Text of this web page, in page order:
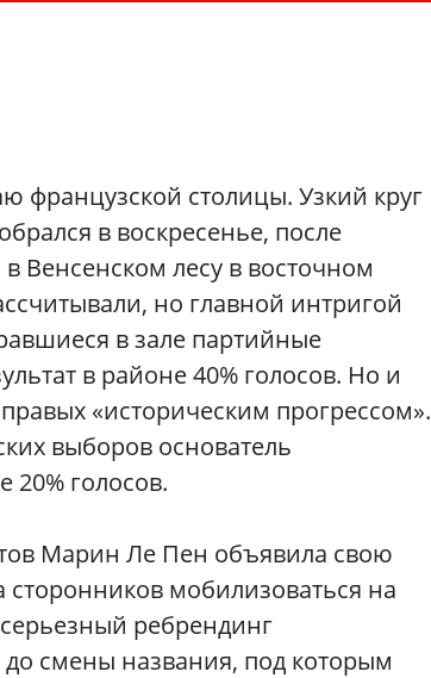
французской столицы. Узкий круг
в воскресенье, после
Венсенском лесу в восточном
но главной интригой
в зале партийные
в районе 40% голосов. Но и
«историческим прогрессом».
выборов основатель
голосов.
Марин Ле Пен объявила свою
мобилизоваться на
ребрендинг
смены названия, под которым